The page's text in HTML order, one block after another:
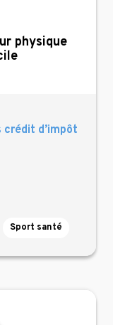
physique
crédit d’impôt
Sport santé